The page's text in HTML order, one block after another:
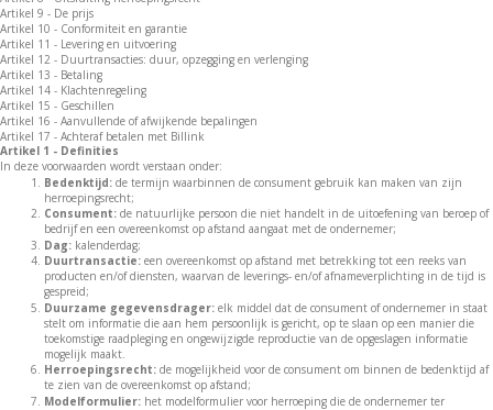
Artikel 9 - De prijs
Artikel 10 - Conformiteit en garantie
Artikel 11 - Levering en uitvoering
Artikel 12 - Duurtransacties: duur, opzegging en verlenging
Artikel 13 - Betaling
Artikel 14 - Klachtenregeling
Artikel 15 - Geschillen
Artikel 16 - Aanvullende of afwijkende bepalingen
Artikel 17 - Achteraf betalen met Billink
Artikel 1 - Definities
In deze voorwaarden wordt verstaan onder:
Bedenktijd: de termijn waarbinnen de consument gebruik kan maken van zijn
herroepingsrecht;
Consument: de natuurlijke persoon die niet handelt in de uitoefening van beroep of
bedrijf en een overeenkomst op afstand aangaat met de ondernemer;
Dag: kalenderdag;
Duurtransactie: een overeenkomst op afstand met betrekking tot een reeks van
producten en/of diensten, waarvan de leverings- en/of afnameverplichting in de tijd is
gespreid;
Duurzame gegevensdrager: elk middel dat de consument of ondernemer in staat
stelt om informatie die aan hem persoonlijk is gericht, op te slaan op een manier die
toekomstige raadpleging en ongewijzigde reproductie van de opgeslagen informatie
mogelijk maakt.
Herroepingsrecht: de mogelijkheid voor de consument om binnen de bedenktijd af
te zien van de overeenkomst op afstand;
Modelformulier: het modelformulier voor herroeping die de ondernemer ter